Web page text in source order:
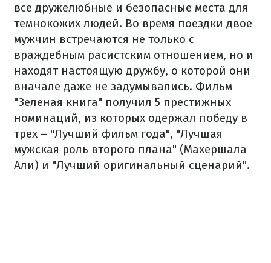
все дружелюбные и безопасные места для
темнокожих людей. Во время поездки двое
мужчин встречаются не только с
враждебным расистским отношением, но и
находят настоящую дружбу, о которой они
вначале даже не задумывались. Фильм
"Зеленая книга" получил 5 престижных
номинаций, из которых одержал победу в
трех – "Лучший фильм года", "Лучшая
мужская роль второго плана" (Махершала
Али) и "Лучший оригинальный сценарий".